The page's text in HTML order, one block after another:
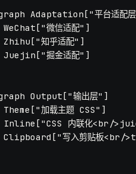
Adaptation["平台适配
微信适配"]
知乎适配"]
掘金适配"]
Output["输出层"]
加载主题 CSS"]
内联化<br/
写入剪贴板<br/